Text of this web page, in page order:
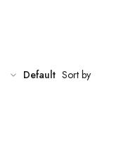
Sort by
Default